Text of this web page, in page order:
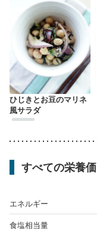
ひじきとお豆のマリネ
風サラダ
すべての栄養価
エネルギー
食塩相当量